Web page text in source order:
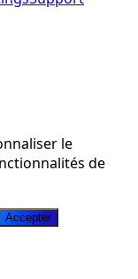
le
de
Accepter